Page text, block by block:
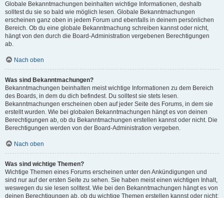
Globale Bekanntmachungen beinhalten wichtige Informationen, deshalb
solltest du sie so bald wie möglich lesen. Globale Bekanntmachungen
erscheinen ganz oben in jedem Forum und ebenfalls in deinem persönlichen
Bereich. Ob du eine globale Bekanntmachung schreiben kannst oder nicht,
hängt von den durch die Board-Administration vergebenen Berechtigungen
ab.
Nach oben
Was sind Bekanntmachungen?
Bekanntmachungen beinhalten meist wichtige Informationen zu dem Bereich
des Boards, in dem du dich befindest. Du solltest sie stets lesen.
Bekanntmachungen erscheinen oben auf jeder Seite des Forums, in dem sie
erstellt wurden. Wie bei globalen Bekanntmachungen hängt es von deinen
Berechtigungen ab, ob du Bekanntmachungen erstellen kannst oder nicht. Die
Berechtigungen werden von der Board-Administration vergeben.
Nach oben
Was sind wichtige Themen?
Wichtige Themen eines Forums erscheinen unter den Ankündigungen und
sind nur auf der ersten Seite zu sehen. Sie haben meist einen wichtigen Inhalt,
weswegen du sie lesen solltest. Wie bei den Bekanntmachungen hängt es von
deinen Berechtigungen ab, ob du wichtige Themen erstellen kannst oder nicht;